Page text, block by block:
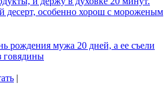
десерт, особенно хорош с мороженым
рождения мужа 20 дней, а ее съели
говядины
|